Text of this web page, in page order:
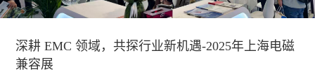
深耕 EMC 领域，共探行业新机遇-2025年上海电磁
兼容展